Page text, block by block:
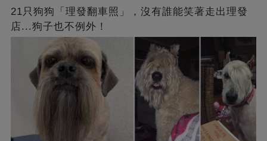
21只狗狗「理發翻車照」，沒有誰能笑著走出理發
店...狗子也不例外！